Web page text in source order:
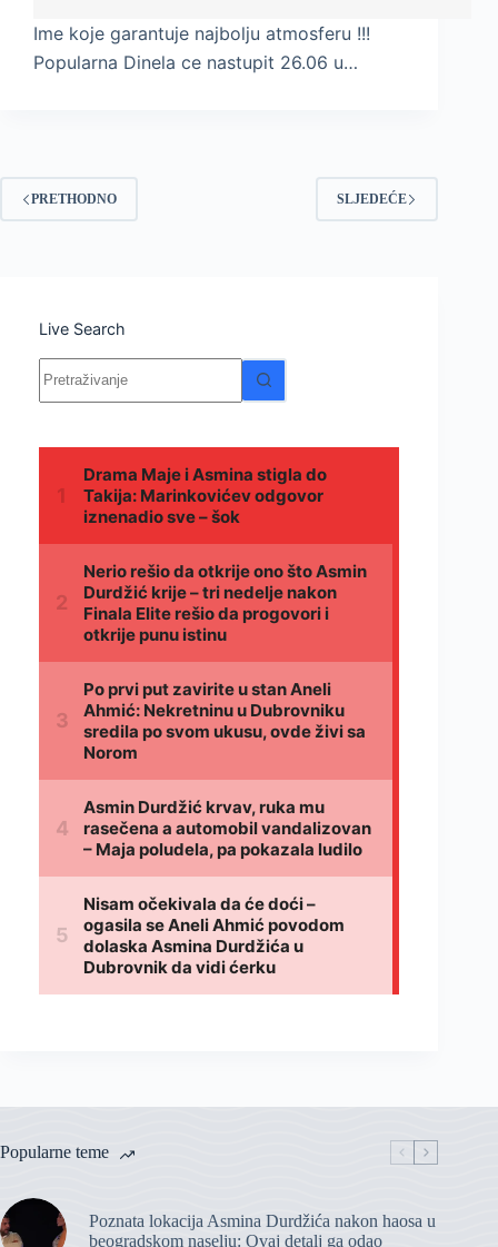
Ime koje garantuje najbolju atmosferu !!!
Popularna Dinela ce nastupit 26.06 u…
PRETHODNO SLJEDEĆE
Live Search
Nema
rezultata.
Popularne teme
Poznata lokacija Asmina Durdžića nakon haosa u
beogradskom naselju: Ovaj detalj ga odao